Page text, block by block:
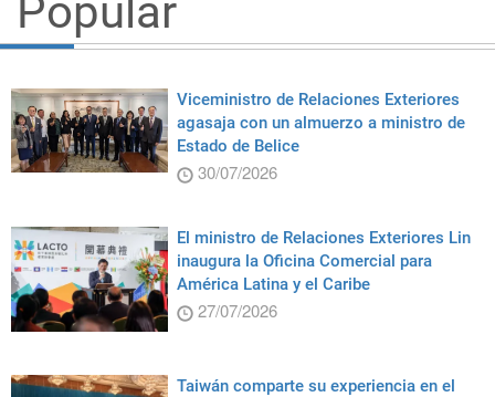
Popular
Viceministro de Relaciones Exteriores
agasaja con un almuerzo a ministro de
Estado de Belice
30/07/2026
El ministro de Relaciones Exteriores Lin
inaugura la Oficina Comercial para
América Latina y el Caribe
27/07/2026
Taiwán comparte su experiencia en el